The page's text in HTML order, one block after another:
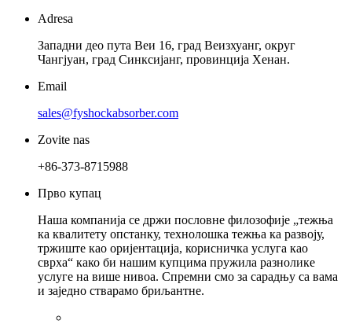
Adresa
Западни део пута Веи 16, град Веизхуанг, округ
Чангјуан, град Синксијанг, провинција Хенан.
Email
sales@fyshockabsorber.com
Zovite nas
+86-373-8715988
Прво купац
Наша компанија се држи пословне филозофије „тежња
ка квалитету опстанку, технолошка тежња ка развоју,
тржиште као оријентација, корисничка услуга као
сврха“ како би нашим купцима пружила разнолике
услуге на више нивоа. Спремни смо за сарадњу са вама
и заједно стварамо бриљантне.